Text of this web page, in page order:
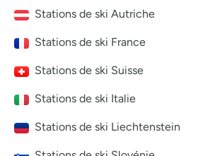
Stations de ski Autriche
Stations de ski France
Stations de ski Suisse
Stations de ski Italie
Stations de ski Liechtenstein